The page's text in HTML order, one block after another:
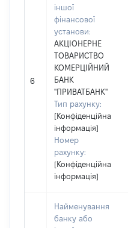
6
іншої
фінансової
установи:
АКЦІОНЕРНЕ
ТОВАРИСТВО
КОМЕРЦІЙНИЙ
БАНК
"ПРИВАТБАНК"
Тип рахунку:
[Конфіденційна
інформація]
Номер
рахунку:
[Конфіденційна
інформація]
Найменування
банку або